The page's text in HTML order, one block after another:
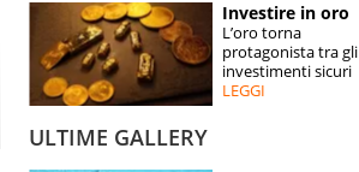
SPECIALI
ESPERTI
Investire in oro
L’oro torna
protagonista tra gli
investimenti sicuri
LEGGI
ULTIME GALLERY